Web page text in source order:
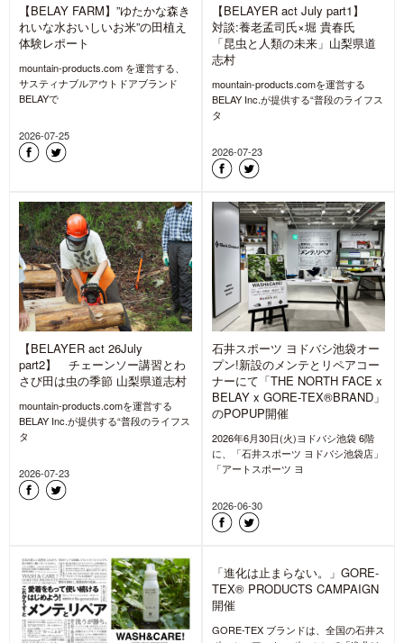
【BELAY FARM】”ゆたかな森き
れいな水おいしいお米”の田植え
体験レポート
mountain-products.com を運営する、
サスティナブルアウトドアブランド
BELAYで
2026-07-25
【BELAYER act July part1】
対談:養老孟司氏×堀 貴春氏
「昆虫と人類の未来」山梨県道
志村
mountain-products.comを運営する
BELAY Inc.が提供する“普段のライフス
タ
2026-07-23
【BELAYER act 26July
part2】 チェーンソー講習とわ
さび田は虫の季節 山梨県道志村
mountain-products.comを運営する
BELAY Inc.が提供する“普段のライフス
タ
2026-07-23
石井スポーツ ヨドバシ池袋オー
プン!新設のメンテとリペアコー
ナーにて「THE NORTH FACE x
BELAY x GORE-TEX®BRAND」
のPOPUP開催
2026年6月30日(火)ヨドバシ池袋 6階
に、「石井スポーツ ヨドバシ池袋店」
「アートスポーツ ヨ
2026-06-30